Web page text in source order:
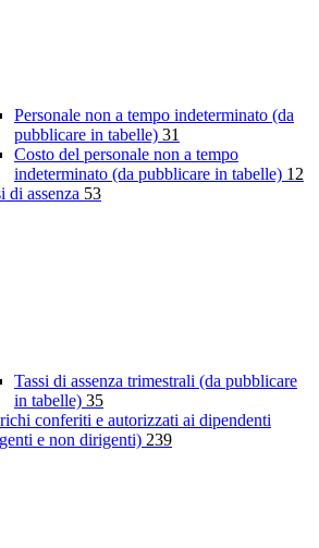
Personale non a tempo indeterminato (da
pubblicare in tabelle) 31
Costo del personale non a tempo
indeterminato (da pubblicare in tabelle) 12
di assenza 53
Tassi di assenza trimestrali (da pubblicare
in tabelle) 35
conferiti e autorizzati ai dipendenti
e non dirigenti) 239